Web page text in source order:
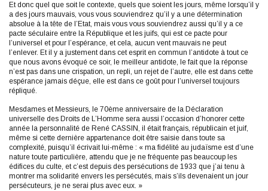
Et donc quel que soit le contexte, quels que soient les jours, même lorsqu’il y
a des jours mauvais, vous vous souviendrez qu’il y a une détermination
absolue à la tête de l’Etat, mais vous vous souviendrez aussi qu’il y a ce
pacte séculaire entre la République et les juifs, qui est ce pacte pour
l’universel et pour l’espérance, et cela, aucun vent mauvais ne peut
l’enlever. Et il y a justement dans cet esprit en commun l’antidote à tout ce
que nous avons évoqué ce soir, le meilleur antidote, le fait que la réponse
n’est pas dans une crispation, un repli, un rejet de l’autre, elle est dans cette
espérance jamais déçue, elle est dans ce goût pour l’universel toujours
répliqué.
Mesdames et Messieurs, le 70ème anniversaire de la Déclaration
universelle des Droits de L’Homme sera aussi l’occasion d’honorer cette
année la personnalité de René CASSIN, il était français, républicain et juif,
même si cette dernière appartenance doit être saisie dans toute sa
complexité, puisqu’il écrivait lui-même : « ma fidélité au judaïsme est d’une
nature toute particulière, attendu que je ne fréquente pas beaucoup les
édifices du culte, et c’est depuis des persécutions de 1933 que j’ai tenu à
montrer ma solidarité envers les persécutés, mais s’ils devenaient un jour
persécuteurs, je ne serai plus avec eux. »